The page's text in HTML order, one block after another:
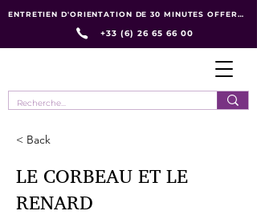
ENTRETIEN D'ORIENTATION DE 30 MINUTES OFFERT :
+33 (6) 26 65 66 00
< Back
LE CORBEAU ET LE
RENARD